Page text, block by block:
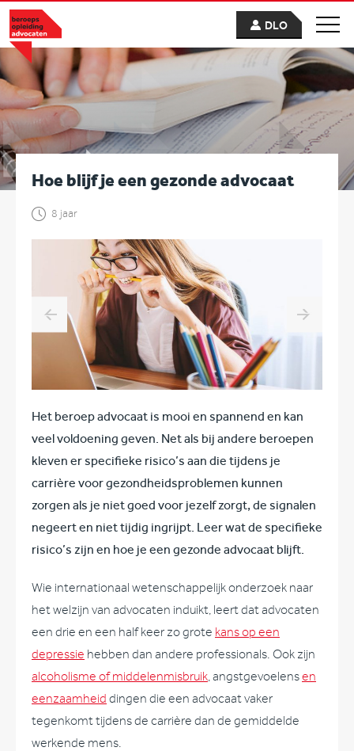
DLO
Hoe blijf je een gezonde advocaat
8 jaar
Het beroep advocaat is mooi en spannend en kan
veel voldoening geven. Net als bij andere beroepen
kleven er specifieke risico’s aan die tijdens je
carrière voor gezondheidsproblemen kunnen
zorgen als je niet goed voor jezelf zorgt, de signalen
negeert en niet tijdig ingrijpt. Leer wat de specifieke
risico’s zijn en hoe je een gezonde advocaat blijft.
Wie internationaal wetenschappelijk onderzoek naar
het welzijn van advocaten induikt, leert dat advocaten
een drie en een half keer zo grote kans op een
depressie hebben dan andere professionals. Ook zijn
alcoholisme of middelenmisbruik, angstgevoelensen
eenzaamheid dingen die een advocaat vaker
tegenkomt tijdens de carrière dan de gemiddelde
werkende mens.